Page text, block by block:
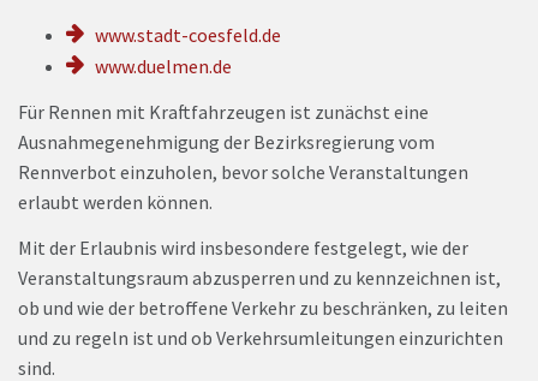
www.stadt-coesfeld.de
www.duelmen.de
Für Rennen mit Kraftfahrzeugen ist zunächst eine
Ausnahmegenehmigung der Bezirksregierung vom
Rennverbot einzuholen, bevor solche Veranstaltungen
erlaubt werden können.
Mit der Erlaubnis wird insbesondere festgelegt, wie der
Veranstaltungsraum abzusperren und zu kennzeichnen ist,
ob und wie der betroffene Verkehr zu beschränken, zu leiten
und zu regeln ist und ob Verkehrsumleitungen einzurichten
sind.